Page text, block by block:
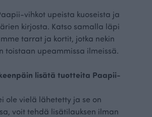
vihkot upeista kuoseista ja
kirjosta. Katso samalla läpi
tarrat ja kortit, jotka nekin
toistaan upeammissa ilmeissä.
lisätä tuotteita Paapii-
ole vielä lähetetty ja se on
voit tehdä lisätilauksen ilman